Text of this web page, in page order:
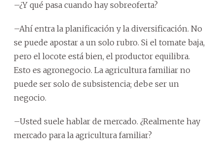
–¿Y qué pasa cuando hay sobreoferta?
–Ahí entra la planificación y la diversificación. No
se puede apostar a un solo rubro. Si el tomate baja,
pero el locote está bien, el productor equilibra.
Esto es agronegocio. La agricultura familiar no
puede ser solo de subsistencia; debe ser un
negocio.
–Usted suele hablar de mercado. ¿Realmente hay
mercado para la agricultura familiar?